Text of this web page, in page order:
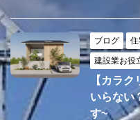
ブログ 住
建設業お役
【カラ
いらない
す~